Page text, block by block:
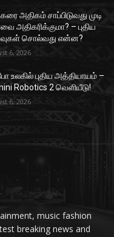
அதிகம் சாப்பிடுவது முடி
அதிகரிக்குமா? – புதிய
சொல்வது என்ன?
6, 2026
உலகில் புதிய அத்தியாயம் –
Robotics 2 வெளியீடு!
6, 2026
music fashion
breaking news and